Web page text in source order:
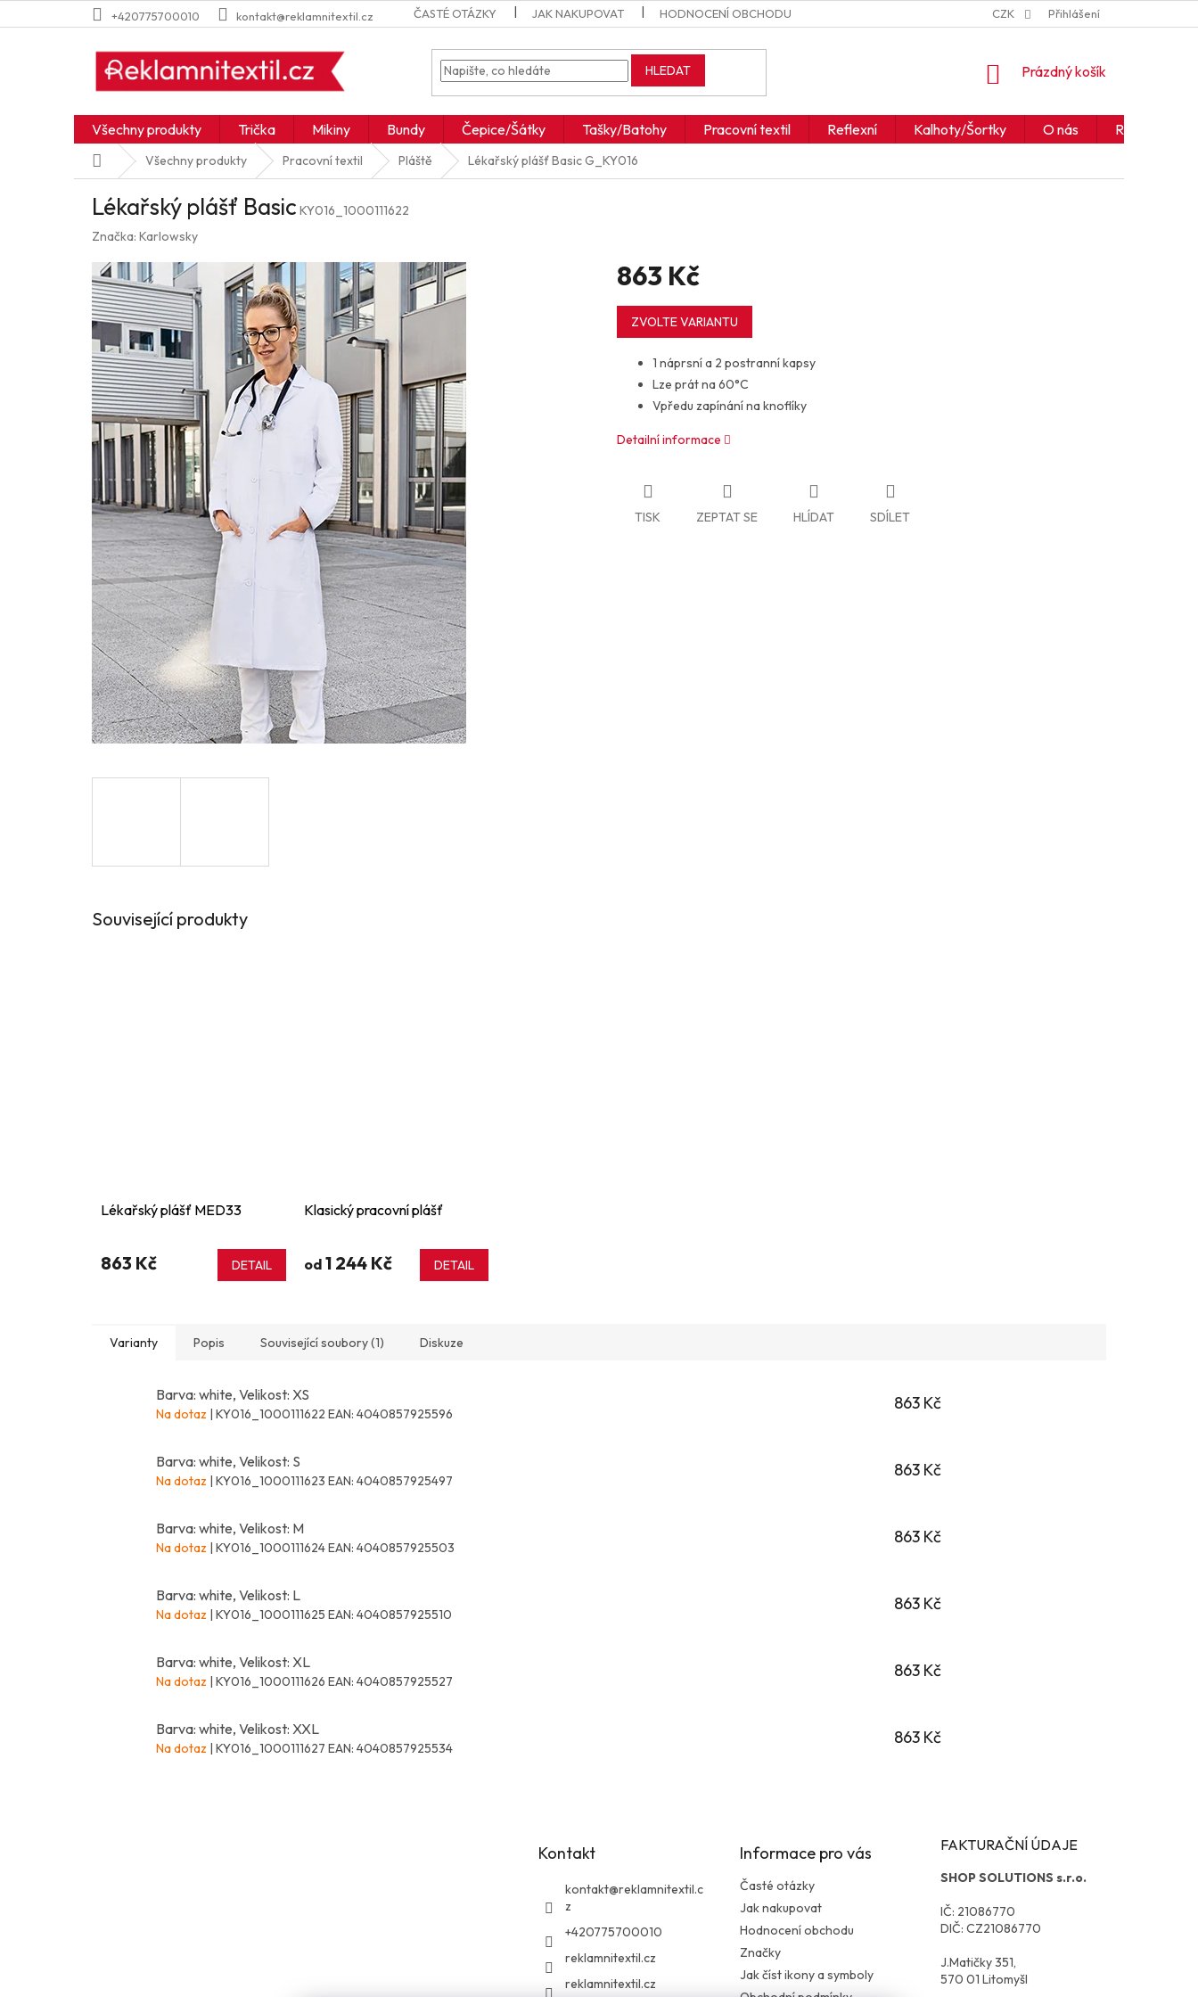
na
+420775700010 kontakt@reklamnitextil.cz ČASTÉ OTÁZKY JAK NAKUPOVAT HODNOCENÍ OBCHODU JAK ČÍST IKONY A SYMBOLY OBCHODNÍ
CZK Přihlášení
HLEDAT
NÁKUPNÍ
Prázdný košík
Všechny produkty Trička Mikiny Bundy Čepice/Šátky Tašky/Batohy Pracovní textil Reflexní Kalhoty/Šortky O nás Realizace
Domů Všechny produkty Pracovní textil Pláště Lékařský plášť BasicG_KY016
Lékařský plášť Basic KY016_1000111622
Značka: Karlowsky
863 Kč
Měrná
cena:
ZVOLTE VARIANTU
1 náprsní a 2 postranní kapsy
Lze prát na 60°C
Vpředu zapínání na knoflíky
Detailní informace
TISK ZEPTAT SE HLÍDAT SDÍLET
Související produkty
Lékařský plášť MED33
863 Kč DETAIL
Klasický pracovní plášť
od1 244 Kč DETAIL
Varianty Popis Související soubory (1) Diskuze
Barva: white, Velikost: XS
Na dotaz | KY016_1000111622 EAN: 4040857925596
863 Kč
Barva: white, Velikost: S
Na dotaz | KY016_1000111623 EAN: 4040857925497
863 Kč
Barva: white, Velikost: M
Na dotaz | KY016_1000111624EAN: 4040857925503
863 Kč
Barva: white, Velikost: L
Na dotaz | KY016_1000111625 EAN: 4040857925510
863 Kč
Barva: white, Velikost: XL
Na dotaz | KY016_1000111626 EAN: 4040857925527
863 Kč
Barva: white, Velikost: XXL
Na dotaz | KY016_1000111627 EAN: 4040857925534
863 Kč
Kontakt
kontakt@reklamnitextil.c
z
+420775700010
reklamnitextil.cz
reklamnitextil.cz
Informace pro vás
Časté otázky
Jak nakupovat
Hodnocení obchodu
Značky
Jak číst ikony a symboly
FAKTURAČNÍ ÚDAJE
SHOP SOLUTIONS s.r.o.
IČ: 21086770
DIČ: CZ21086770
J.Matičky 351,
570 01 Litomyšl